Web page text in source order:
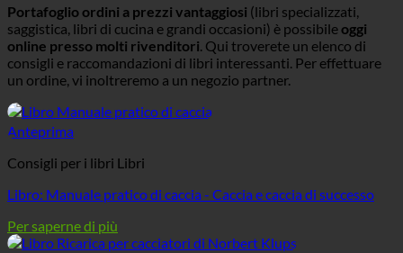
Portafoglio ordini a prezzi vantaggiosi (libri specializzati,
saggistica, libri di cucina e grandi occasioni) è possibileoggi
online presso molti rivenditori. Qui troverete un elenco di
consigli e raccomandazioni di libri interessanti. Per effettuare
un ordine, vi inoltreremo a un negozio partner.
Anteprima
Consigli per i libri Libri
Libro: Manuale pratico di caccia - Caccia e caccia di successo
Per saperne di più